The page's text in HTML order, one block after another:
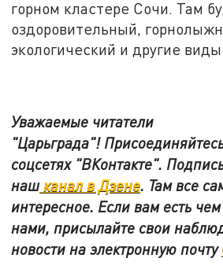
горном кластере Сочи. Там
оздоровительный,
экологический и другие
Уважаемые читатели
"Царьграда"!
соцсетях "ВКонтакте".
нашканал в Дзене. Там все
интересное. Если вам есть
нами, присылайте свои
новости на электронную почту